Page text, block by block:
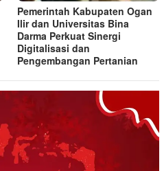
Pemerintah Kabupaten Ogan
Ilir dan Universitas Bina
Darma Perkuat Sinergi
Digitalisasi dan
Pengembangan Pertanian